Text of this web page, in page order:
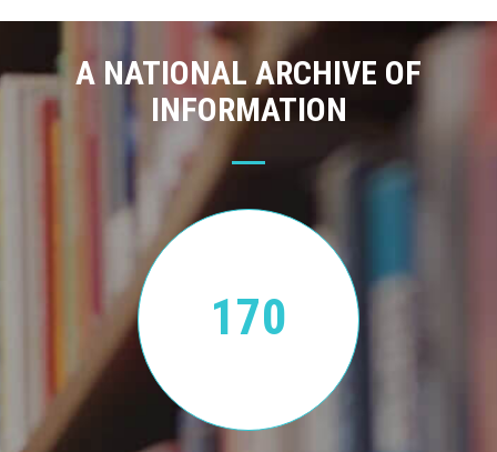
A NATIONAL ARCHIVE OF
INFORMATION
170